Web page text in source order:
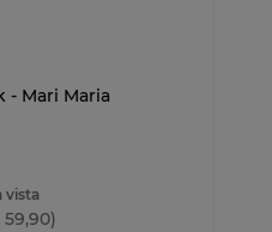
- Mari Maria
vista
59,90)